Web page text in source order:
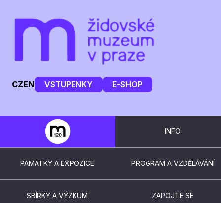
CZEN VSTUPENKY E-SHOP
INFO
PAMÁTKY A EXPOZICE PROGRAM A VZDĚLÁVÁNÍ
SBÍRKY A VÝZKUM ZAPOJTE SE